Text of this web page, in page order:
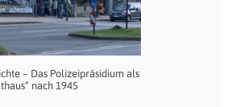
– Das Polizeipräsidium als
nach 1945